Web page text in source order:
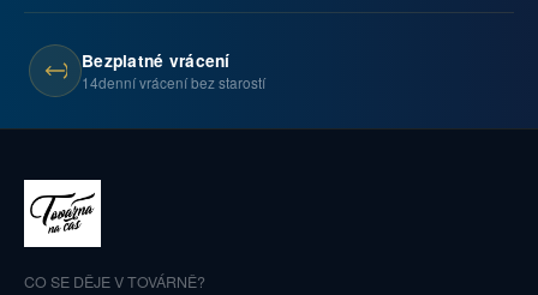
Bezplatné vrácení
14denní vrácení bez starostí
CO SE DĚJE V TOVÁRNĚ?